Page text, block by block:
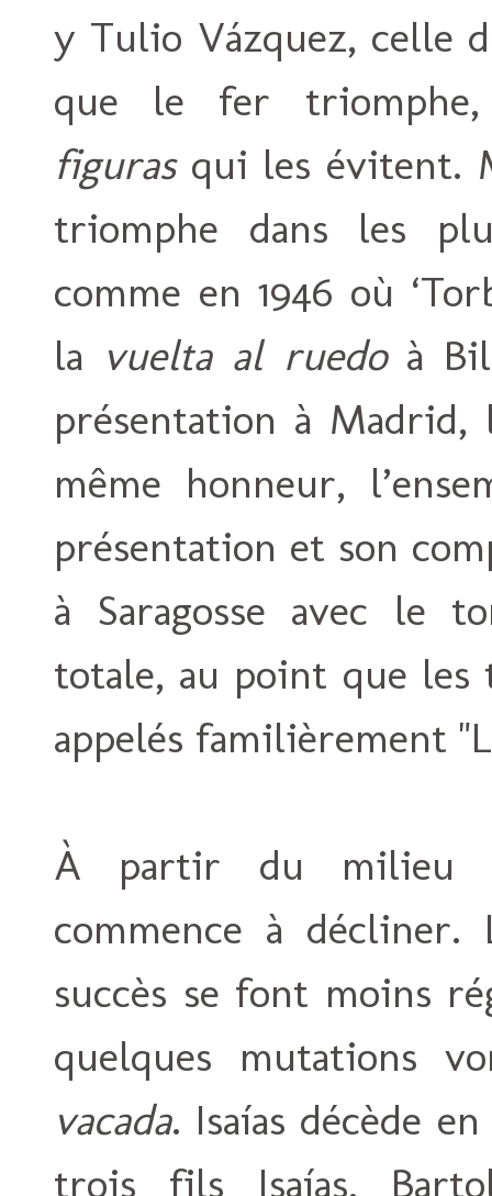
y Tulio Vázquez, celle
que le fer triomphe,
figurasqui les évitent.
triomphe dans les
comme en 1946 où
la vuelta al ruedoà
présentation à Madrid,
même honneur,
présentation et son
à Saragosse avec le
totale, au point que les
appelés familièrement
À partir du milieu
commence à
succès se font moins
quelques mutations
vacada. Isaías décède
trois fils Isaías,